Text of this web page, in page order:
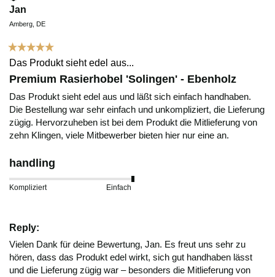
Jan
Amberg, DE
Das Produkt sieht edel aus...
Premium Rasierhobel 'Solingen' - Ebenholz
Das Produkt sieht edel aus und läßt sich einfach handhaben.
Die Bestellung war sehr einfach und unkompliziert, die Lieferung
zügig. Hervorzuheben ist bei dem Produkt die Mitlieferung von
zehn Klingen, viele Mitbewerber bieten hier nur eine an.
handling
Kompliziert Einfach
Reply:
Vielen Dank für deine Bewertung, Jan. Es freut uns sehr zu
hören, dass das Produkt edel wirkt, sich gut handhaben lässt
und die Lieferung zügig war – besonders die Mitlieferung von